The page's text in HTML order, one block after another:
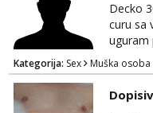
Decko
curu sa
uguram
parovi i
kakva
dolaze
Kategorija: Sex Muška